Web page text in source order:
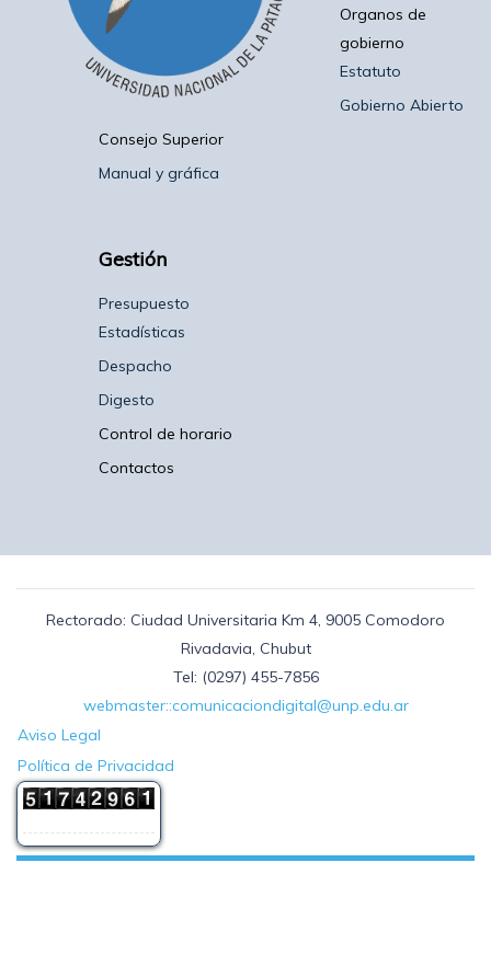
Organos de
gobierno
Estatuto
Gobierno Abierto
Consejo Superior
Manual y gráfica
Gestión
Presupuesto
Estadísticas
Despacho
Digesto
Control de horario
Contactos
Rectorado: Ciudad Universitaria Km 4, 9005 Comodoro
Rivadavia, Chubut
Tel: (0297) 455-7856
webmaster::comunicaciondigital@unp.edu.ar
Aviso Legal
Política de Privacidad